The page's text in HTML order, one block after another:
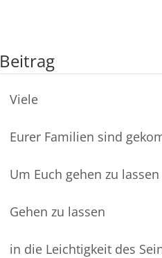
Beitrag
Viele
Eurer Familien sind
Um Euch gehen zu
Gehen zu lassen
in die Leichtigkeit des